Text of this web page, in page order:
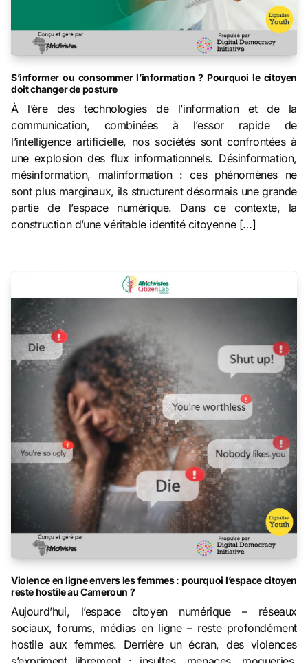
S’informer ou consommer l’information ? Pourquoi le citoyen
doit changer de posture
À l’ère des technologies de l’information et de la
communication, combinées à l’essor rapide de
l’intelligence artificielle, nos sociétés sont confrontées à
une explosion des flux informationnels. Désinformation,
mésinformation, malinformation : ces phénomènes ne
sont plus marginaux, ils structurent désormais une grande
partie de l’espace numérique. Dans ce contexte, la
construction d’une véritable identité citoyenne […]
Violence en ligne envers les femmes : pourquoi l’espace citoyen
reste hostile au Cameroun ?
Aujourd’hui, l’espace citoyen numérique – réseaux
sociaux, forums, médias en ligne – reste profondément
hostile aux femmes. Derrière un écran, des violences